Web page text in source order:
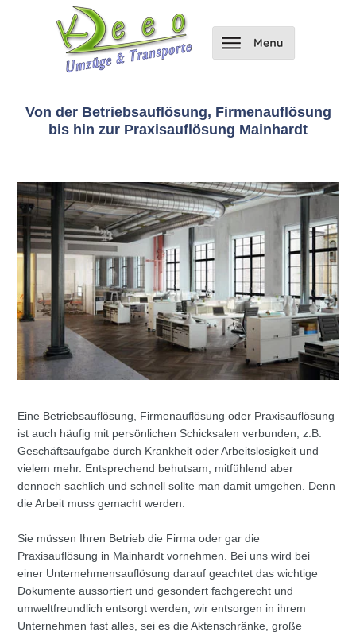
Von der Betriebsauflösung, Firmenauflösung
bis hin zur Praxisauflösung Mainhardt
Eine Betriebsauflösung, Firmenauflösung oder Praxisauflösung
ist auch häufig mit persönlichen Schicksalen verbunden, z.B.
Geschäftsaufgabe durch Krankheit oder Arbeitslosigkeit und
vielem mehr. Entsprechend behutsam, mitfühlend aber
dennoch sachlich und schnell sollte man damit umgehen. Denn
die Arbeit muss gemacht werden.
Sie müssen Ihren Betrieb die Firma oder gar die
Praxisauflösung in Mainhardt vornehmen. Bei uns wird bei
einer Unternehmensauflösung darauf geachtet das wichtige
Dokumente aussortiert und gesondert fachgerecht und
umweltfreundlich entsorgt werden, wir entsorgen in ihrem
Unternehmen fast alles, sei es die Aktenschränke, große